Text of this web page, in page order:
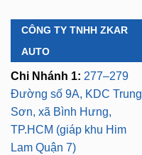
CÔNG TY TNHH ZKAR
AUTO
Chi Nhánh 1: 277–279
Đường số 9A, KDC Trung
Sơn, xã Bình Hưng,
TP.HCM (giáp khu Him
Lam Quận 7)